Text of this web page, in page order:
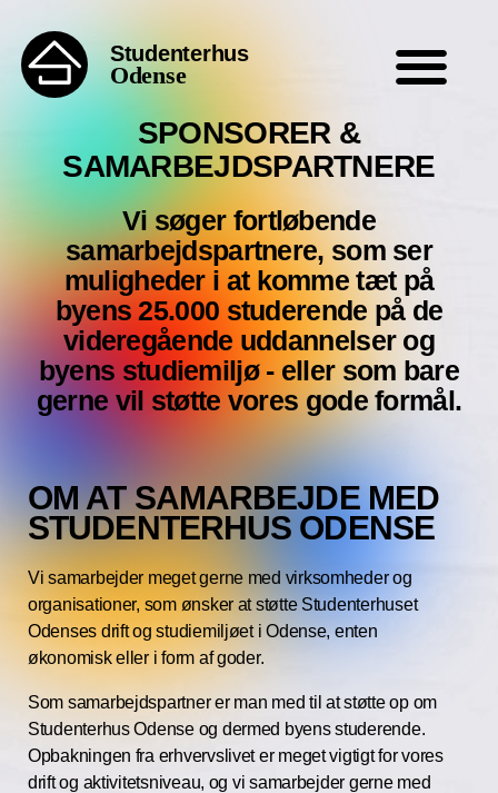
Studenterhus
Odense
SPONSORER &
SAMARBEJDSPARTNERE
Vi søger fortløbende
samarbejdspartnere, som ser
muligheder i at komme tæt på
byens 25.000 studerende på de
videregående uddannelser og
byens studiemiljø - eller som bare
gerne vil støtte vores gode formål.
OM AT SAMARBEJDE MED
STUDENTERHUS ODENSE
Vi samarbejder meget gerne med virksomheder og
organisationer, som ønsker at støtte Studenterhuset
Odenses drift og studiemiljøet i Odense, enten
økonomisk eller i form af goder.
Som samarbejdspartner er man med til at støtte op om
Studenterhus Odense og dermed byens studerende.
Opbakningen fra erhvervslivet er meget vigtigt for vores
drift og aktivitetsniveau, og vi samarbejder gerne med